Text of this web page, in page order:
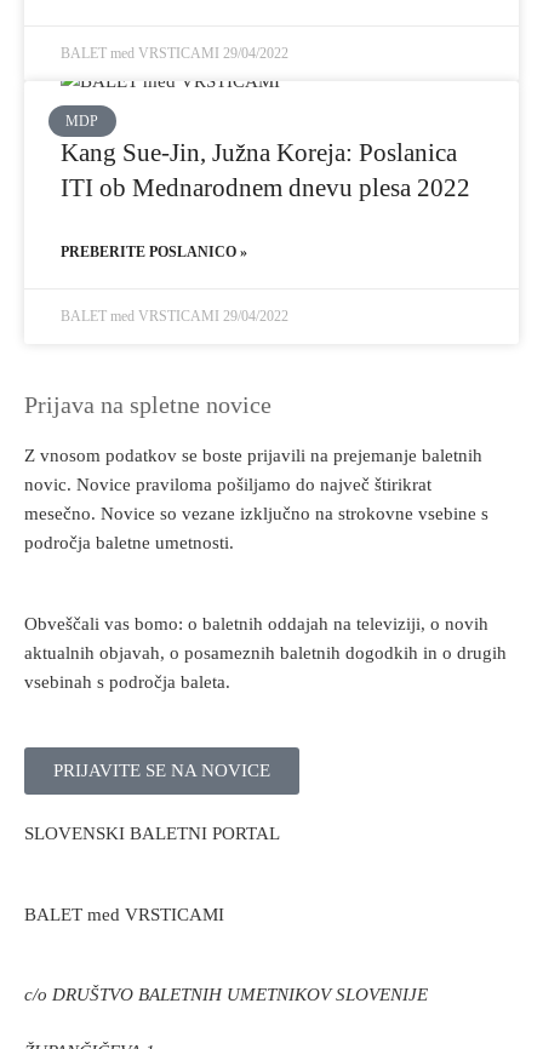
BALET med VRSTICAMI 29/04/2022
MDP
Kang Sue-Jin, Južna Koreja: Poslanica
ITI ob Mednarodnem dnevu plesa 2022
PREBERITE POSLANICO »
BALET med VRSTICAMI 29/04/2022
Prijava na spletne novice
Z vnosom podatkov se boste prijavili na prejemanje baletnih
novic. Novice praviloma pošiljamo do največ štirikrat
mesečno. Novice so vezane izključno na strokovne vsebine s
področja baletne umetnosti.
Obveščali vas bomo: o baletnih oddajah na televiziji, o novih
aktualnih objavah, o posameznih baletnih dogodkih in o drugih
vsebinah s področja baleta.
PRIJAVITE SE NA NOVICE
SLOVENSKI BALETNI PORTAL
BALET med VRSTICAMI
c/o DRUŠTVO BALETNIH UMETNIKOV SLOVENIJE